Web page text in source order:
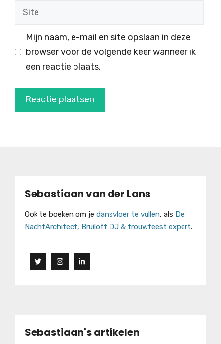
Site
Mijn naam, e-mail en site opslaan in deze
browser voor de volgende keer wanneer ik
een reactie plaats.
Sebastiaan van der Lans
Ook te boeken om je dansvloer te vullen, als De
NachtArchitect, Bruiloft DJ & trouwfeest expert.
Sebastiaan's artikelen